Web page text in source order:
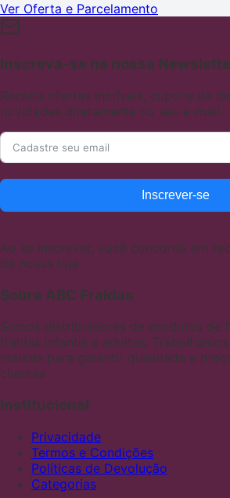
Ver Oferta e Parcelamento
Inscreva-se na nossa
Receba ofertas incríveis, cupons de
novidades diretamente no seu e-mail.
Inscrever-se
Ao se inscrever, você concorda em
de nossa loja.
Sobre ABC Fraldas
Somos distribuidores de produtos de
fraldas infantis e adultas.
marcas para garantir qualidade e
clientes
Institucional
Privacidade
Termos e Condições
Políticas de Devolução
Categorias